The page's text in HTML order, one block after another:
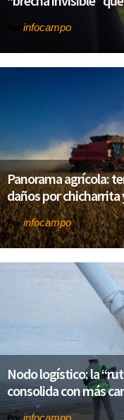
infocampo
Panorama agrícola:
daños por
Porinfocampo
Nodo logístico: la
consolida con más
infocampo